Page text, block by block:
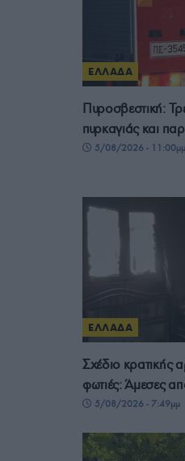
ΕΛΛΑΔΑ
Πυροσβεστική:
πυρκαγιάς και
5/08/2026 - 11:00μμ
ΕΛΛΑΔΑ
Σχέδιο κρατικής
φωτιές: Άμεσες
5/08/2026 - 7:49μμ